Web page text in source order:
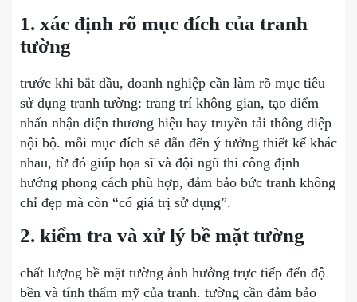
1. xác định rõ mục đích của tranh
tường
trước khi bắt đầu, doanh nghiệp cần làm rõ mục tiêu
sử dụng tranh tường: trang trí không gian, tạo điểm
nhấn nhận diện thương hiệu hay truyền tải thông điệp
nội bộ. mỗi mục đích sẽ dẫn đến ý tưởng thiết kế khác
nhau, từ đó giúp họa sĩ và đội ngũ thi công định
hướng phong cách phù hợp, đảm bảo bức tranh không
chỉ đẹp mà còn “có giá trị sử dụng”.
2. kiểm tra và xử lý bề mặt tường
chất lượng bề mặt tường ảnh hưởng trực tiếp đến độ
bền và tính thẩm mỹ của tranh. tường cần đảm bảo